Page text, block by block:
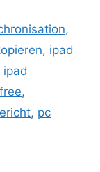
,
, ipad
ipad
,
, pc